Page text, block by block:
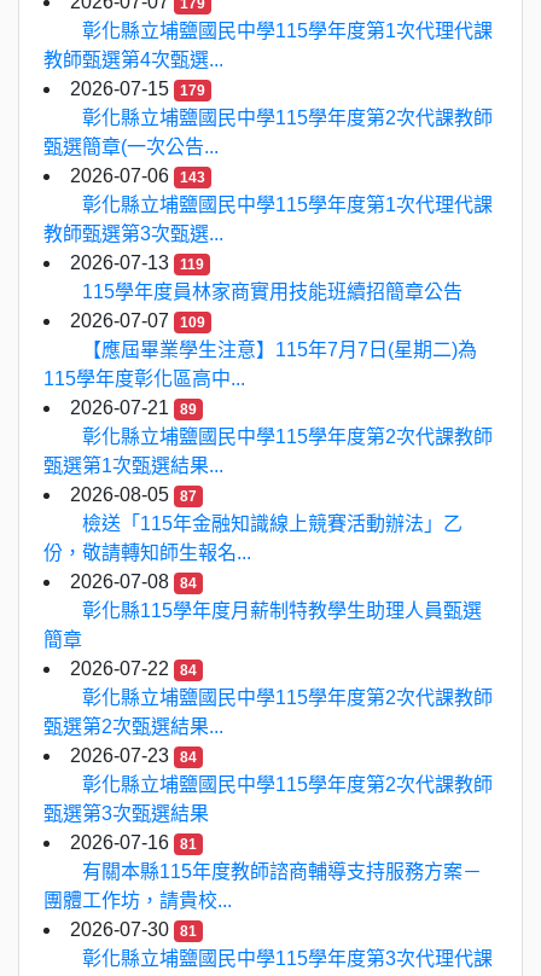
179
彰化縣立埔鹽國民中學115學年度第1次代理代課
教師甄選第4次甄選...
2026-07-15
179
彰化縣立埔鹽國民中學115學年度第2次代課教師
甄選簡章(一次公告...
2026-07-06
143
彰化縣立埔鹽國民中學115學年度第1次代理代課
教師甄選第3次甄選...
2026-07-13
119
115學年度員林家商實用技能班續招簡章公告
2026-07-07
109
【應屆畢業學生注意】115年7月7日(星期二)為
115學年度彰化區高中...
2026-07-21
89
彰化縣立埔鹽國民中學115學年度第2次代課教師
甄選第1次甄選結果...
2026-08-05
87
檢送「115年金融知識線上競賽活動辦法」乙
份，敬請轉知師生報名...
2026-07-08
84
彰化縣115學年度月薪制特教學生助理人員甄選
簡章
2026-07-22
84
彰化縣立埔鹽國民中學115學年度第2次代課教師
甄選第2次甄選結果...
2026-07-23
84
彰化縣立埔鹽國民中學115學年度第2次代課教師
甄選第3次甄選結果
2026-07-16
81
有關本縣115年度教師諮商輔導支持服務方案－
團體工作坊，請貴校...
2026-07-30
81
彰化縣立埔鹽國民中學115學年度第3次代理代課